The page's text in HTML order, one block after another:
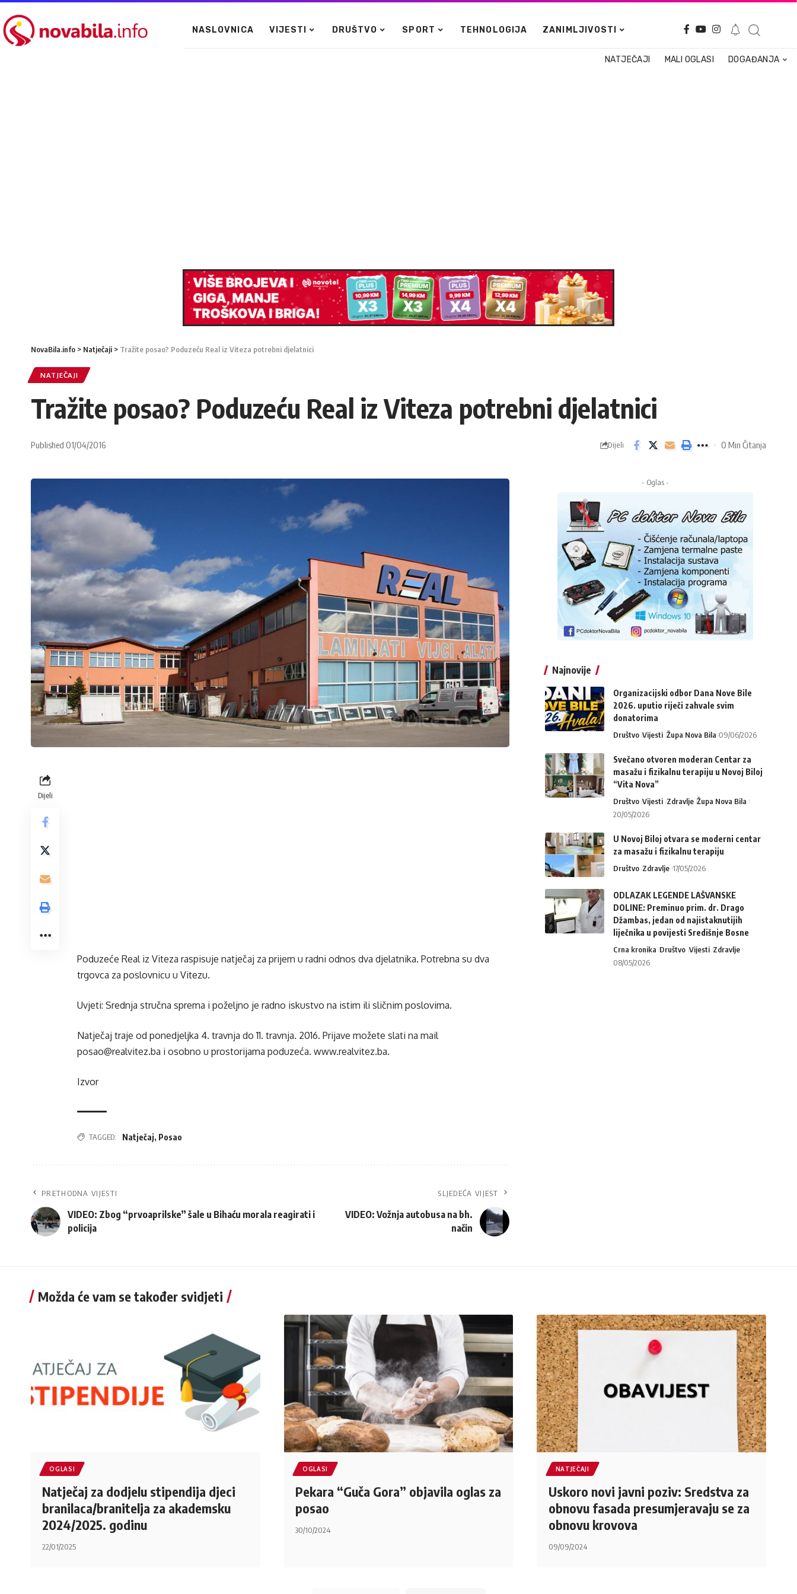
NASLOVNICA VIJESTI DRUŠTVO SPORT TEHNOLOGIJA ZANIMLJIVOSTI
NATJEČAJI MALI OGLASI DOGAĐANJA
NovaBila.info > Natječaji > Tražite posao? Poduzeću Real iz Viteza potrebni djelatnici
NATJEČAJI
Tražite posao? Poduzeću Real iz Viteza potrebni djelatnici
Published 01/04/2016 Dijeli 0 Min Čitanja
Dijeli
Poduzeće Real iz Viteza raspisuje natječaj za prijem u radni odnos dva djelatnika. Potrebna su dva
trgovca za poslovnicu u Vitezu.
Uvjeti: Srednja stručna sprema i poželjno je radno iskustvo na istim ili sličnim poslovima.
Natječaj traje od ponedjeljka 4. travnja do 11. travnja. 2016. Prijave možete slati na mail
posao@realvitez.ba i osobno u prostorijama poduzeća. www.realvitez.ba.
Izvor
TAGGED: Natječaj, Posao
PRETHODNA VIJESTI
VIDEO: Zbog “prvoaprilske” šale u Bihaću morala reagirati i
policija
SLJEDEĆA VIJEST
VIDEO: Vožnja autobusa na bh.
način
- Oglas -
Najnovije
Organizacijski odbor Dana Nove Bile
2026. uputio riječi zahvale svim
donatorima
Društvo Vijesti Župa Nova Bila 09/06/2026
Svečano otvoren moderan Centar za
masažu i fizikalnu terapiju u Novoj Biloj
“Vita Nova”
Društvo Vijesti Zdravlje Župa Nova Bila
20/05/2026
U Novoj Biloj otvara se moderni centar
za masažu i fizikalnu terapiju
Društvo Zdravlje 17/05/2026
ODLAZAK LEGENDE LAŠVANSKE
DOLINE: Preminuo prim. dr. Drago
Džambas, jedan od najistaknutijih
liječnika u povijesti Središnje Bosne
Crna kronika Društvo Vijesti Zdravlje
08/05/2026
Možda će vam se također svidjeti
OGLASI
Natječaj za dodjelu stipendija djeci
branilaca/branitelja za akademsku
2024/2025. godinu
22/01/2025
OGLASI
Pekara “Guča Gora” objavila oglas za
posao
30/10/2024
NATJEČAJI
Uskoro novi javni poziv: Sredstva za
obnovu fasada presumjeravaju se za
obnovu krovova
09/09/2024